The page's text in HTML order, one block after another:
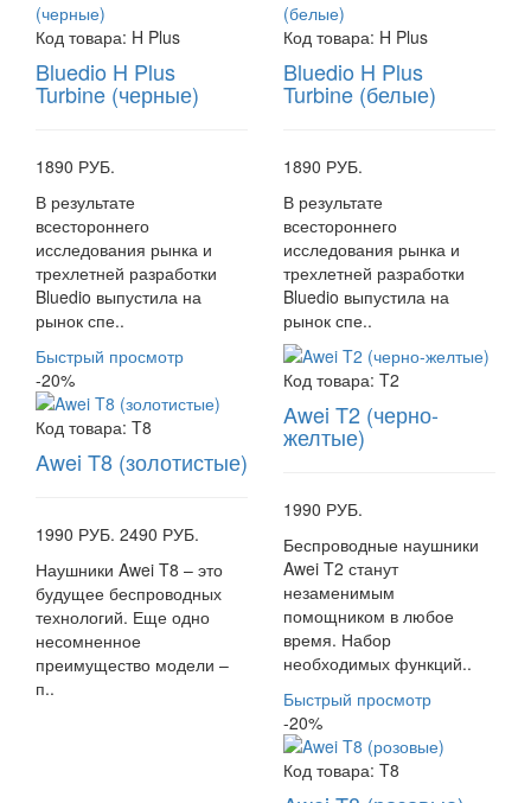
Код товара: H Plus
Bluedio H Plus
Turbine (черные)
1890 РУБ.
В результате
всестороннего
исследования рынка и
трехлетней разработки
Bluedio выпустила на
рынок спе..
Код товара: H Plus
Bluedio H Plus
Turbine (белые)
1890 РУБ.
В результате
всестороннего
исследования рынка и
трехлетней разработки
Bluedio выпустила на
рынок спе..
Быстрый просмотр
-20%
Код товара: T8
Awei T8 (золотистые)
1990 РУБ. 2490 РУБ.
Наушники Awei T8 – это
будущее беспроводных
технологий. Еще одно
несомненное
преимущество модели –
п..
Код товара: T2
Awei T2 (черно-
желтые)
1990 РУБ.
Беспроводные наушники
Awei T2 станут
незаменимым
помощником в любое
время. Набор
необходимых функций..
Быстрый просмотр
-20%
Код товара: T8